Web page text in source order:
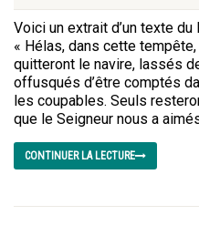
Voici un extrait d’un texte
« Hélas, dans cette
quitteront le navire, lassés
offusqués d’être comptés
les coupables. Seuls
que le Seigneur nous a aimés
CONTINUER LA LECTURE